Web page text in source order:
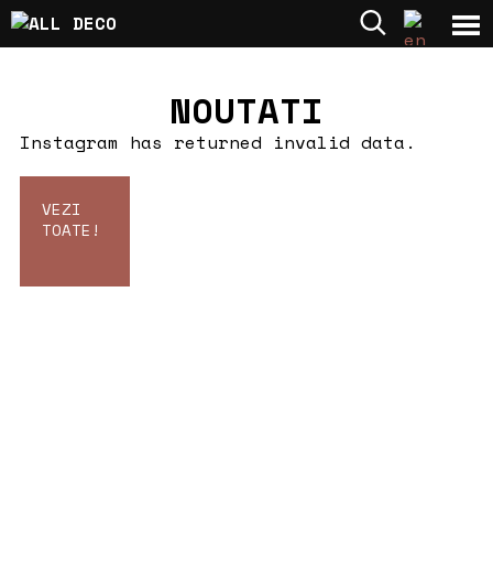
NOUTATI
Instagram has returned invalid data.
VEZI
TOATE!